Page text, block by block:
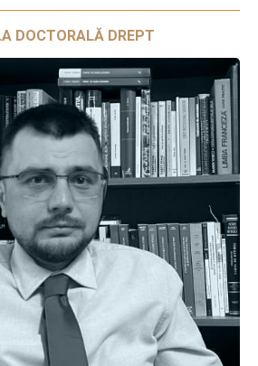
DOCTORALĂ DREPT